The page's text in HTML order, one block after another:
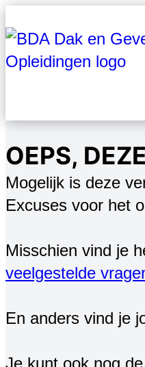
naar
de
OEPS,
Mogelijk is deze
Excuses voor het
Misschien vind je
veelgestelde
En anders vind je